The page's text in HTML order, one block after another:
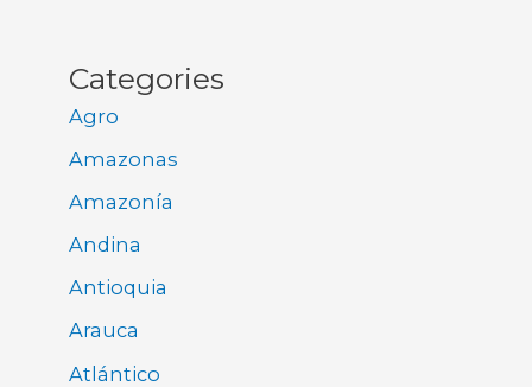
Categories
Agro
Amazonas
Amazonía
Andina
Antioquia
Arauca
Atlántico